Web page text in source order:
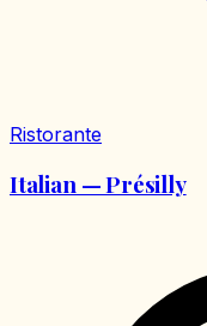
Ristorante
Italian — Présilly